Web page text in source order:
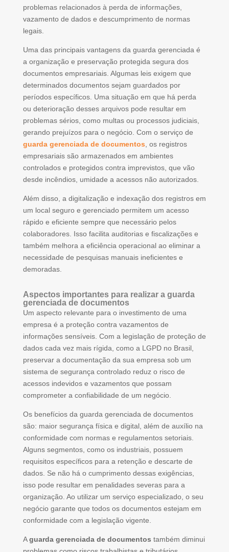
problemas relacionados à perda de informações,
vazamento de dados e descumprimento de normas
legais.
Uma das principais vantagens da guarda gerenciada é
a organização e preservação protegida segura dos
documentos empresariais. Algumas leis exigem que
determinados documentos sejam guardados por
períodos específicos. Uma situação em que há perda
ou deterioração desses arquivos pode resultar em
problemas sérios, como multas ou processos judiciais,
gerando prejuízos para o negócio. Com o serviço de
guarda gerenciada de documentos , os registros
empresariais são armazenados em ambientes
controlados e protegidos contra imprevistos, que vão
desde incêndios, umidade a acessos não autorizados.
Além disso, a digitalização e indexação dos registros em
um local seguro e gerenciado permitem um acesso
rápido e eficiente sempre que necessário pelos
colaboradores. Isso facilita auditorias e fiscalizações e
também melhora a eficiência operacional ao eliminar a
necessidade de pesquisas manuais ineficientes e
demoradas.
Aspectos importantes para realizar a guarda
gerenciada de documentos
Um aspecto relevante para o investimento de uma
empresa é a proteção contra vazamentos de
informações sensíveis. Com a legislação de proteção de
dados cada vez mais rígida, como a LGPD no Brasil,
preservar a documentação da sua empresa sob um
sistema de segurança controlado reduz o risco de
acessos indevidos e vazamentos que possam
comprometer a confiabilidade de um negócio.
Os benefícios da guarda gerenciada de documentos
são: maior segurança física e digital, além de auxílio na
conformidade com normas e regulamentos setoriais.
Alguns segmentos, como os industriais, possuem
requisitos específicos para a retenção e descarte de
dados. Se não há o cumprimento dessas exigências,
isso pode resultar em penalidades severas para a
organização. Ao utilizar um serviço especializado, o seu
negócio garante que todos os documentos estejam em
conformidade com a legislação vigente.
Aguarda gerenciada de documentos também diminui